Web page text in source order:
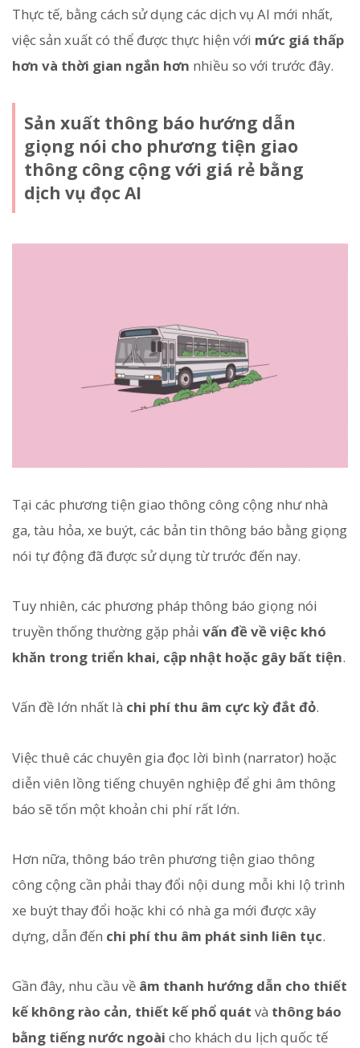
Thực tế, bằng cách sử dụng các dịch vụ AI mới nhất,
việc sản xuất có thể được thực hiện với mức giá thấp
hơn và thời gian ngắn hơn nhiều so với trước đây.
Sản xuất thông báo hướng dẫn
giọng nói cho phương tiện giao
thông công cộng với giá rẻ bằng
dịch vụ đọc AI
Tại các phương tiện giao thông công cộng như nhà
ga, tàu hỏa, xe buýt, các bản tin thông báo bằng giọng
nói tự động đã được sử dụng từ trước đến nay.
Tuy nhiên, các phương pháp thông báo giọng nói
truyền thống thường gặp phải vấn đề về việc khó
khăn trong triển khai, cập nhật hoặc gây bất tiện.
Vấn đề lớn nhất là chi phí thu âm cực kỳ đắt đỏ.
Việc thuê các chuyên gia đọc lời bình (narrator) hoặc
diễn viên lồng tiếng chuyên nghiệp để ghi âm thông
báo sẽ tốn một khoản chi phí rất lớn.
Hơn nữa, thông báo trên phương tiện giao thông
công cộng cần phải thay đổi nội dung mỗi khi lộ trình
xe buýt thay đổi hoặc khi có nhà ga mới được xây
dựng, dẫn đến chi phí thu âm phát sinh liên tục.
Gần đây, nhu cầu về âm thanh hướng dẫn cho thiết
kế không rào cản, thiết kế phổ quát và thông báo
bằng tiếng nước ngoài cho khách du lịch quốc tế